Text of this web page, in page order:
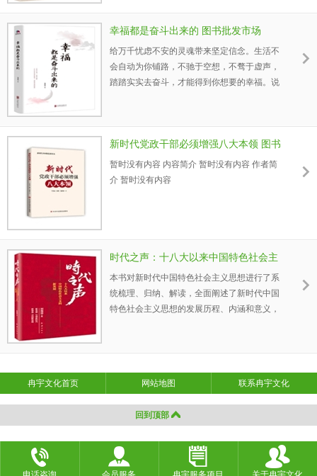
学思维能为我们分析问题、解决问题、做好工
作提供世界观和方法论，能帮助我们客观地认
识事物，正确处理各种复杂的矛盾关系，有助
于我们透过现象把握事物的本质和规律。
幸福都是奋斗出来的 图书批发市场
给万千忧虑不安的灵魂带来坚定信念。生活不
会自动为你铺路，不驰于空想，不骛于虚声，
踏踏实实去奋斗，才能得到你想要的幸福。说
新时代党政干部必须增强八大本领 图书
批发
暂时没有内容 内容简介 暂时没有内容 作者简
介 暂时没有内容
时代之声：十八大以来中国特色社会主
义的新发展 图书批发
本书对新时代中国特色社会主义思想进行了系
统梳理、归纳、解读，全面阐述了新时代中国
特色社会主义思想的发展历程、内涵和意义，
展的“不忘初心、牢记使命”主题教育活动的重
要参考读物。
冉宇文化首页
网站地图 联系冉宇文化
回到顶部